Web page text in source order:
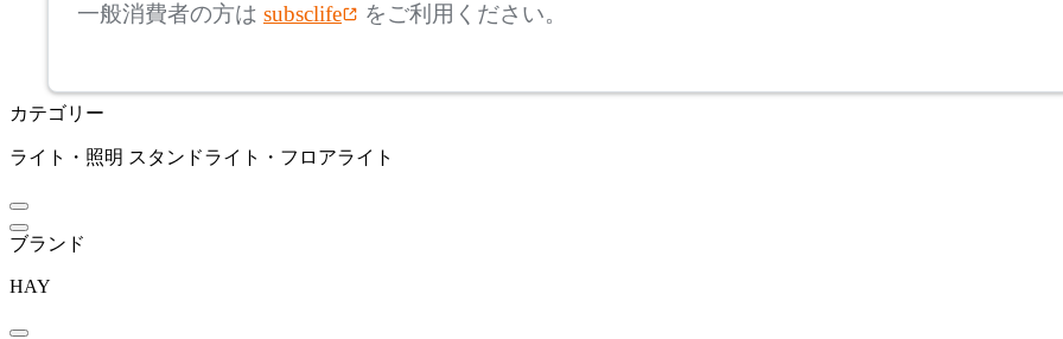
ボーコンセプト
シーエル スターリングア
~
座面高
検索
~
一般消費者の方は subsclife をご利用ください。
カテゴリー
ライト・照明 スタンドライト・フロアライト
ブランド
HAY